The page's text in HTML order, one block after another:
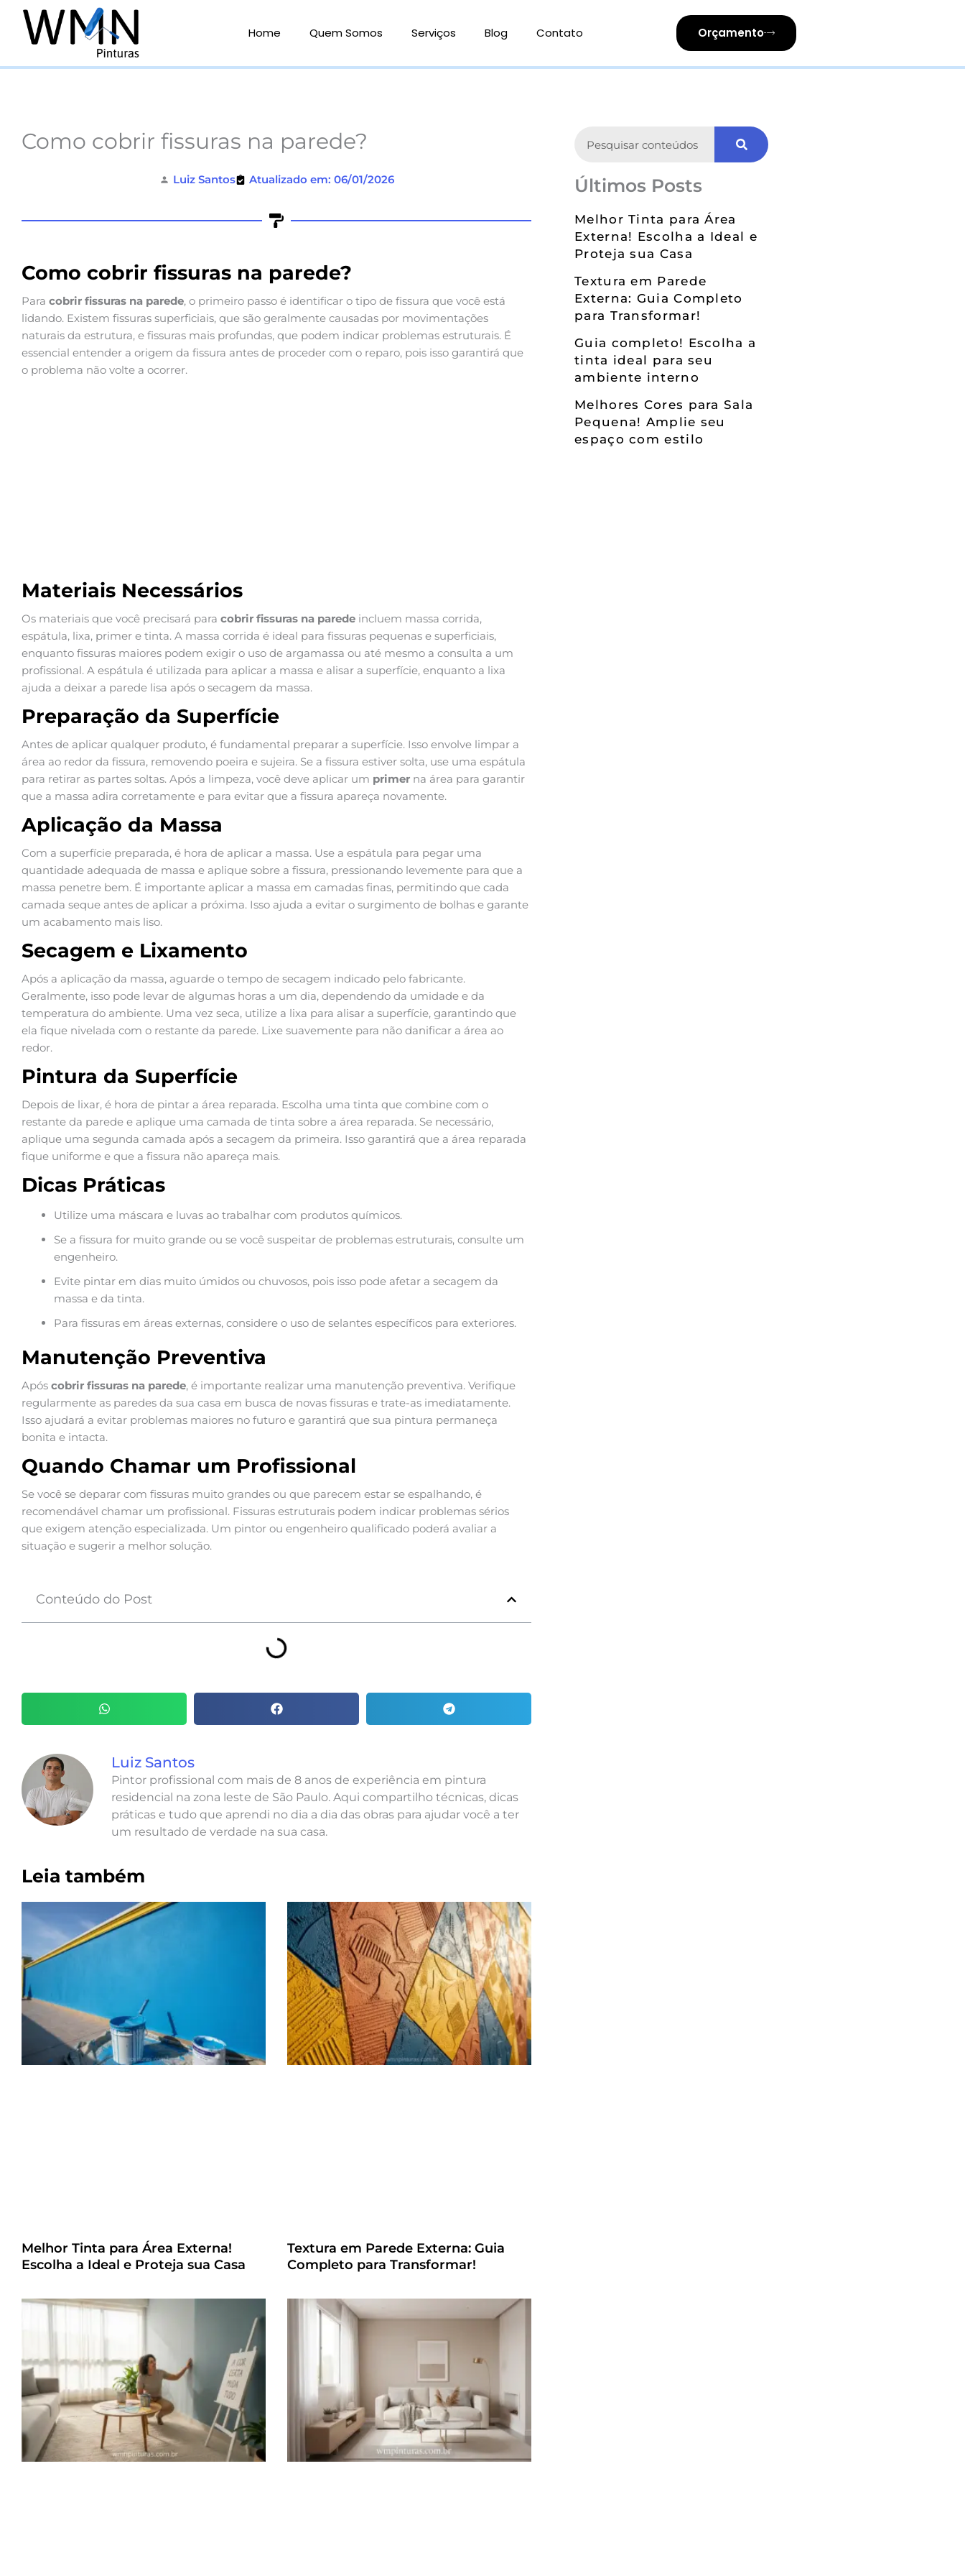
Home Quem Somos Serviços Blog Contato Orçamento
Como cobrir fissuras na parede?
Luiz Santos Atualizado em: 06/01/2026
Como cobrir fissuras na parede?
Para cobrir fissuras na parede, o primeiro passo é identificar o tipo de fissura que você está
lidando. Existem fissuras superficiais, que são geralmente causadas por movimentações
naturais da estrutura, e fissuras mais profundas, que podem indicar problemas estruturais. É
essencial entender a origem da fissura antes de proceder com o reparo, pois isso garantirá que
o problema não volte a ocorrer.
Materiais Necessários
Os materiais que você precisará para cobrir fissuras na parede incluem massa corrida,
espátula, lixa, primer e tinta. A massa corrida é ideal para fissuras pequenas e superficiais,
enquanto fissuras maiores podem exigir o uso de argamassa ou até mesmo a consulta a um
profissional. A espátula é utilizada para aplicar a massa e alisar a superfície, enquanto a lixa
ajuda a deixar a parede lisa após o secagem da massa.
Preparação da Superfície
Antes de aplicar qualquer produto, é fundamental preparar a superfície. Isso envolve limpar a
área ao redor da fissura, removendo poeira e sujeira. Se a fissura estiver solta, use uma espátula
para retirar as partes soltas. Após a limpeza, você deve aplicar um primer na área para garantir
que a massa adira corretamente e para evitar que a fissura apareça novamente.
Aplicação da Massa
Com a superfície preparada, é hora de aplicar a massa. Use a espátula para pegar uma
quantidade adequada de massa e aplique sobre a fissura, pressionando levemente para que a
massa penetre bem. É importante aplicar a massa em camadas finas, permitindo que cada
camada seque antes de aplicar a próxima. Isso ajuda a evitar o surgimento de bolhas e garante
um acabamento mais liso.
Secagem e Lixamento
Após a aplicação da massa, aguarde o tempo de secagem indicado pelo fabricante.
Geralmente, isso pode levar de algumas horas a um dia, dependendo da umidade e da
temperatura do ambiente. Uma vez seca, utilize a lixa para alisar a superfície, garantindo que
ela fique nivelada com o restante da parede. Lixe suavemente para não danificar a área ao
redor.
Pintura da Superfície
Depois de lixar, é hora de pintar a área reparada. Escolha uma tinta que combine com o
restante da parede e aplique uma camada de tinta sobre a área reparada. Se necessário,
aplique uma segunda camada após a secagem da primeira. Isso garantirá que a área reparada
fique uniforme e que a fissura não apareça mais.
Dicas Práticas
Utilize uma máscara e luvas ao trabalhar com produtos químicos.
Se a fissura for muito grande ou se você suspeitar de problemas estruturais, consulte um
engenheiro.
Evite pintar em dias muito úmidos ou chuvosos, pois isso pode afetar a secagem da
massa e da tinta.
Para fissuras em áreas externas, considere o uso de selantes específicos para exteriores.
Manutenção Preventiva
Após cobrir fissuras na parede, é importante realizar uma manutenção preventiva. Verifique
regularmente as paredes da sua casa em busca de novas fissuras e trate-as imediatamente.
Isso ajudará a evitar problemas maiores no futuro e garantirá que sua pintura permaneça
bonita e intacta.
Quando Chamar um Profissional
Se você se deparar com fissuras muito grandes ou que parecem estar se espalhando, é
recomendável chamar um profissional. Fissuras estruturais podem indicar problemas sérios
que exigem atenção especializada. Um pintor ou engenheiro qualificado poderá avaliar a
situação e sugerir a melhor solução.
Conteúdo do Post
Luiz Santos
Pintor profissional com mais de 8 anos de experiência em pintura
residencial na zona leste de São Paulo. Aqui compartilho técnicas, dicas
práticas e tudo que aprendi no dia a dia das obras para ajudar você a ter
um resultado de verdade na sua casa.
Leia também
Melhor Tinta para Área Externa!
Escolha a Ideal e Proteja sua Casa
Textura em Parede Externa: Guia
Completo para Transformar!
Últimos Posts
Melhor Tinta para Área
Externa! Escolha a Ideal e
Proteja sua Casa
Textura em Parede
Externa: Guia Completo
para Transformar!
Guia completo! Escolha a
tinta ideal para seu
ambiente interno
Melhores Cores para Sala
Pequena! Amplie seu
espaço com estilo